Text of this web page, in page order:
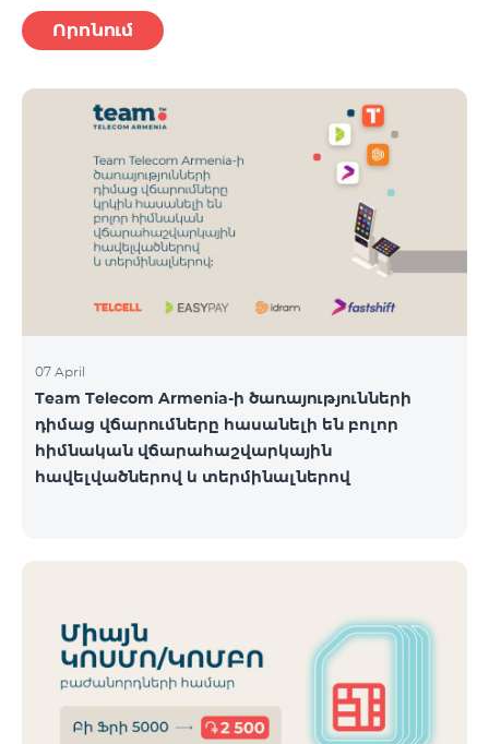
Որոնում
07 April
Team Telecom Armenia-ի ծառայությունների
դիմաց վճարումները հասանելի են բոլոր
հիմնական վճարահաշվարկային
հավելվածներով և տերմինալներով